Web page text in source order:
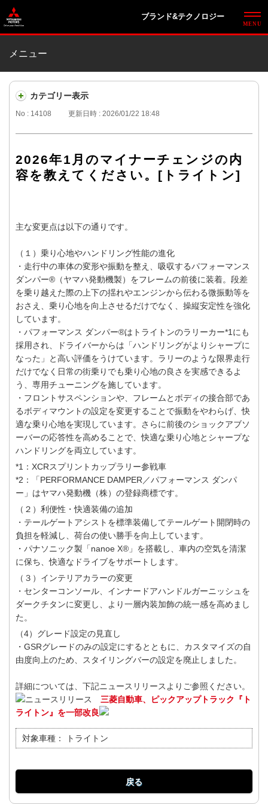
ブランド&テクノロジー
メニュー
カテゴリー表示
No : 14108 更新日時 : 2026/01/22 18:48
2026年1月のマイナーチェンジの内
容を教えてください。[トライトン]
主な変更点は以下の通りです。
（１）乗り心地やハンドリング性能の進化
・走行中の車体の変形や振動を整え、吸収するパフォーマンス
ダンパー®（ヤマハ発動機製）をフレームの前後に装着。段差
を乗り越えた際の上下の揺れやエンジンから伝わる微振動等を
おさえ、乗り心地を向上させるだけでなく、操縦安定性を強化
しています。
・パフォーマンス ダンパー®はトライトンのラリーカー*1にも
採用され、ドライバーからは「ハンドリングがよりシャープに
なった」と高い評価をうけています。ラリーのような限界走行
だけでなく日常の街乗りでも乗り心地の良さを実感できるよ
う、専用チューニングを施しています。
・フロントサスペンションや、フレームとボディの接合部であ
るボディマウントの設定を変更することで振動をやわらげ、快
適な乗り心地を実現しています。さらに前後のショックアブソ
ーバーの応答性を高めることで、快適な乗り心地とシャープな
ハンドリングを両立しています。
*1：XCRスプリントカップラリー参戦車
*2：「PERFORMANCE DAMPER／パフォーマンス ダンパ
ー」はヤマハ発動機（株）の登録商標です。
（２）利便性・快適装備の追加
・テールゲートアシストを標準装備してテールゲート開閉時の
負担を軽減し、荷台の使い勝手を向上しています。
・パナソニック製「nanoe X®」を搭載し、車内の空気を清潔
に保ち、快適なドライブをサポートします。
（３）インテリアカラーの変更
・センターコンソール、インナードアハンドルガーニッシュを
ダークチタンに変更し、より一層内装加飾の統一感を高めまし
た。
（4）グレード設定の見直し
・GSRグレードのみの設定にするとともに、カスタマイズの自
由度向上のため、スタイリングバーの設定を廃止しました。
詳細については、下記ニュースリリースよりご参照ください。
ニュースリリース 三菱自動車、ピックアップトラック『ト
ライトン』を一部改良
対象車種： トライトン
戻る